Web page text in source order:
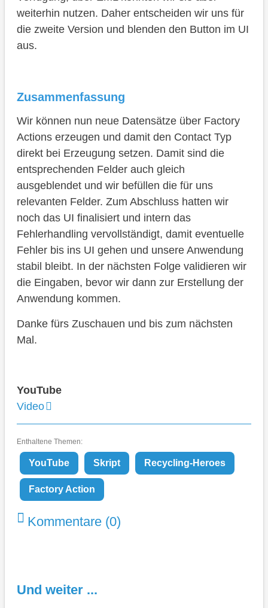
weiterhin nutzen. Daher entscheiden wir uns für
die zweite Version und blenden den Button im UI
aus.
Zusammenfassung
Wir können nun neue Datensätze über Factory
Actions erzeugen und damit den Contact Typ
direkt bei Erzeugung setzen. Damit sind die
entsprechenden Felder auch gleich
ausgeblendet und wir befüllen die für uns
relevanten Felder. Zum Abschluss hatten wir
noch das UI finalisiert und intern das
Fehlerhandling vervollständigt, damit eventuelle
Fehler bis ins UI gehen und unsere Anwendung
stabil bleibt. In der nächsten Folge validieren wir
die Eingaben, bevor wir dann zur Erstellung der
Anwendung kommen.
Danke fürs Zuschauen und bis zum nächsten
Mal.
YouTube
Video
Enthaltene Themen:
YouTube Skript Recycling-Heroes
Factory Action
Kommentare (0)
Und weiter ...